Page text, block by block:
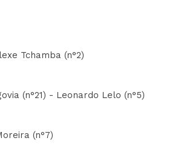
Tchamba (n°2)
(n°21) - Leonardo Lelo (n°5)
(n°7)